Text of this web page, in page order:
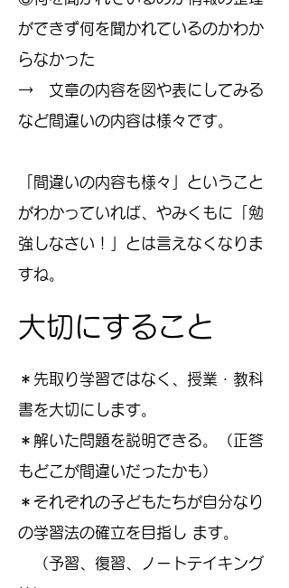
ができず何を聞かれているのかわか
らなかった
→ 文章の内容を図や表にしてみる
など間違いの内容は様々です。
「​間違いの内容も様々」ということ
がわかっていれば、やみくもに「勉
強しなさい！」とは言えなくなりま
すね。
​大切にすること
＊先取り学習ではなく、授業・教科
書を大切にします。
＊解いた問題を説明できる。（正答
もどこが間違いだったかも）
＊それぞれの子どもたちが自分なり
の学習法の確立を目指し ます。
（予習、復習、ノートテイキング